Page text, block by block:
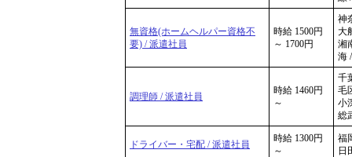
無資格(ホームヘルパー資格不
要) / 派遣社員
時給 1500円
～ 1700円
神
大
湘
海
調理師 / 派遣社員
時給 1460円
～
千
毛
小
総
ドライバー・宅配 / 派遣社員
時給 1300円
～
福
日